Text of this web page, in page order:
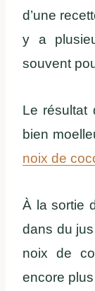
d’une
y a
souvent
Le
bien
noix de
À la sortie
dans du
noix de
encore